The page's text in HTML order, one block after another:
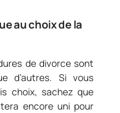
au choix de la
de divorce sont
d’autres. Si vous
choix, sachez que
encore uni pour